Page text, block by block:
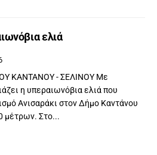
ελιά
ΚΑΝΤΑΝΟΥ - ΣΕΛΙΝΟΥ Με
η υπεραιωνόβια ελιά που
Ανισαράκι στον Δήμο Καντάνου
μέτρων. Στο...